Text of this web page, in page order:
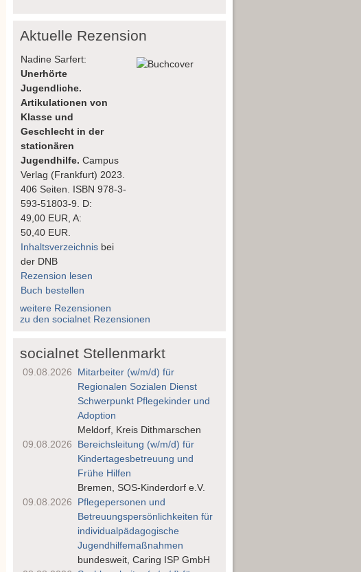
Aktuelle Rezension
Nadine Sarfert:
Unerhörte
Jugendliche.
Artikulationen von
Klasse und
Geschlecht in der
stationären
Jugendhilfe.Campus
Verlag (Frankfurt) 2023.
406 Seiten. ISBN 978-3-
593-51803-9. D:
49,00 EUR, A:
50,40 EUR.
Inhaltsverzeichnis bei
der DNB
Rezension lesen
Buch bestellen
weitere Rezensionen
zu den socialnet Rezensionen
socialnet Stellenmarkt
09.08.2026
Mitarbeiter (w/m/d) für
Regionalen Sozialen Dienst
Schwerpunkt Pflegekinder und
Adoption
Meldorf, Kreis Dithmarschen
09.08.2026
Bereichsleitung (w/m/d) für
Kindertages­betreuung und
Frühe Hilfen
Bremen, SOS-Kinderdorf e.V.
09.08.2026
Pflegepersonen und
Betreuungs­persönlichkeiten für
individualpädagogische
Jugendhilfemaßnahmen
bundesweit, Caring ISP GmbH